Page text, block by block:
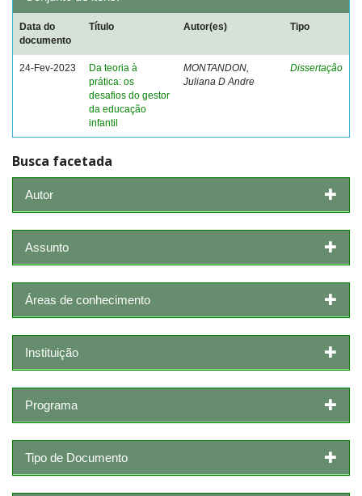
Data do
documento
Título Autor(es) Tipo
24-Fev-2023
Da teoria à
prática: os
desafios do gestor
da educação
infantil
MONTANDON,
Juliana D Andre
Dissertação
Busca facetada
Autor
Assunto
Áreas de conhecimento
Instituição
Programa
Tipo de Documento